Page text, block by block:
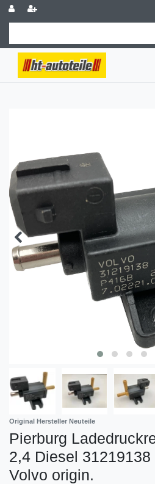
Original Hersteller Neuteile
Pierburg
2,4 Diesel
Volvo origin.